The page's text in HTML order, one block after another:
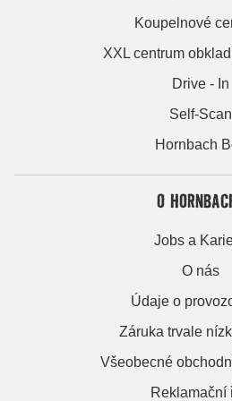
Koupelnové
XXL centrum
Drive - In
Self-Scan
Hornbach
O
Jobs a
O nás
Údaje o
Záruka trvale
Všeobecné
Reklamační